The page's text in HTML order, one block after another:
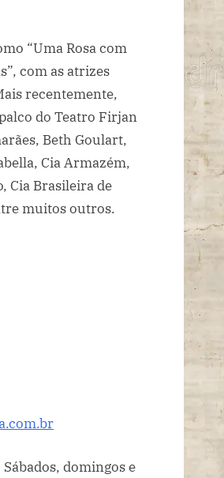
“Uma Rosa com
com as atrizes
recentemente,
do Teatro Firjan
Beth Goulart,
Cia Armazém,
Cia Brasileira de
muitos outros.
domingos e